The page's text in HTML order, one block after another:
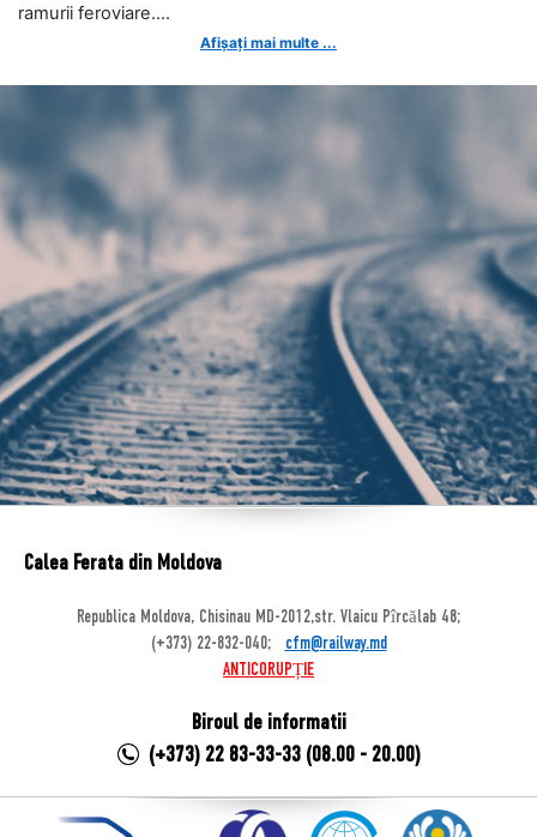
ramurii feroviare....
Afișați mai multe ...
Calea Ferata din Moldova
Republica Moldova, Chisinau MD-2012,str. Vlaicu Pîrcălab 48;
(+373) 22-832-040;
cfm@railway.md
ANTICORUPȚIE
Biroul de informatii
(+373) 22 83-33-33 (08.00 - 20.00)